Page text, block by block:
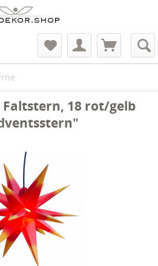
Faltstern, 18 rot/gelb